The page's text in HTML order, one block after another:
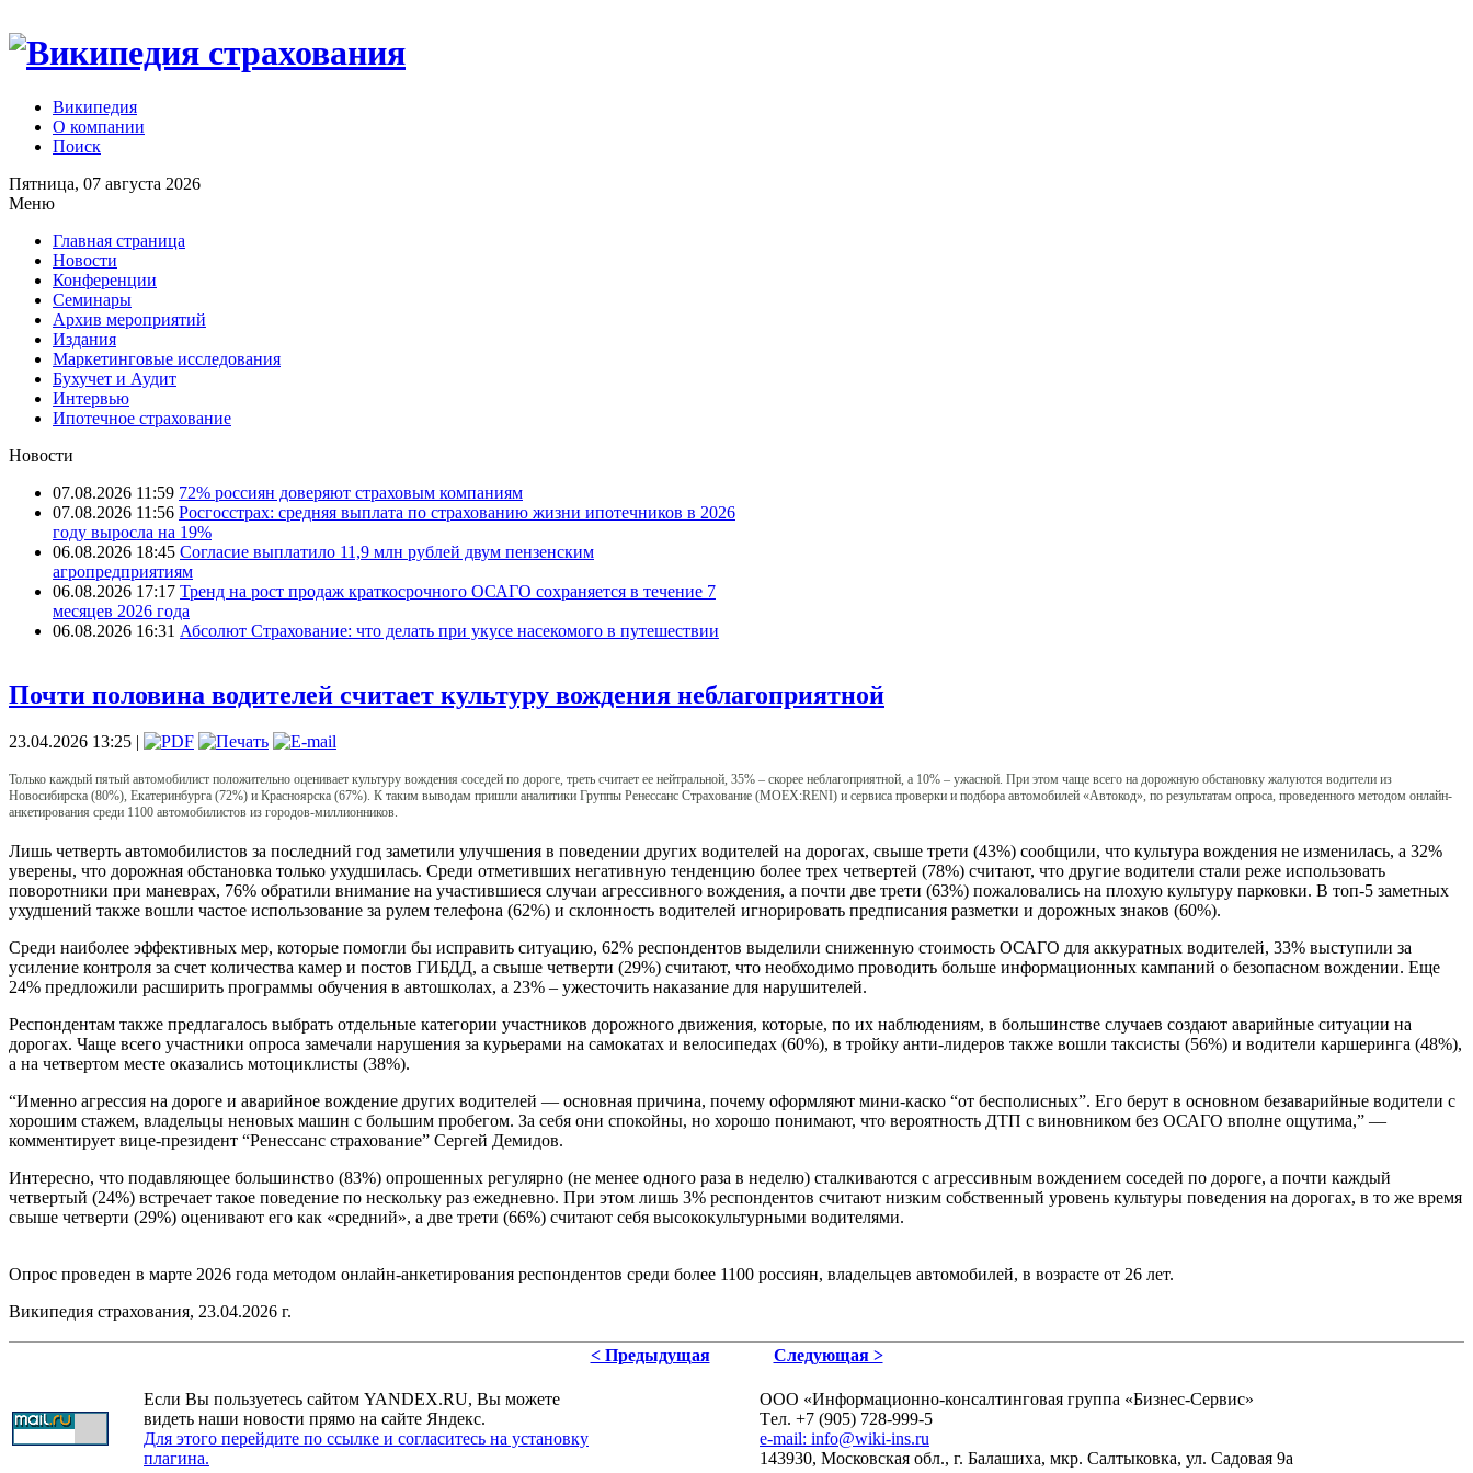
Википедия
О компании
Поиск
Пятница, 07 августа 2026
Меню
Главная страница
Новости
Конференции
Семинары
Архив мероприятий
Издания
Маркетинговые исследования
Бухучет и Аудит
Интервью
Ипотечное страхование
Новости
07.08.2026 11:59 72% россиян доверяют страховым компаниям
07.08.2026 11:56 Росгосстрах: средняя выплата по страхованию жизни ипотечников в 2026
году выросла на 19%
06.08.2026 18:45 Согласие выплатило 11,9 млн рублей двум пензенским
агропредприятиям
06.08.2026 17:17 Тренд на рост продаж краткосрочного ОСАГО сохраняется в течение 7
месяцев 2026 года
06.08.2026 16:31 Абсолют Страхование: что делать при укусе насекомого в путешествии
Почти половина водителей считает культуру вождения неблагоприятной
23.04.2026 13:25 |
Только каждый пятый автомобилист положительно оценивает культуру вождения соседей по дороге, треть считает ее нейтральной, 35% – скорее неблагоприятной, а 10% – ужасной. При этом чаще всего на дорожную обстановку жалуются водители из
Новосибирска (80%), Екатеринбурга (72%) и Красноярска (67%). К таким выводам пришли аналитики Группы Ренессанс Страхование (MOEX:RENI) и сервиса проверки и подбора автомобилей «Автокод», по результатам опроса, проведенного методом онлайн-
анкетирования среди 1100 автомобилистов из городов-миллионников.
Лишь четверть автомобилистов за последний год заметили улучшения в поведении других водителей на дорогах, свыше трети (43%) сообщили, что культура вождения не изменилась, а 32%
уверены, что дорожная обстановка только ухудшилась. Среди отметивших негативную тенденцию более трех четвертей (78%) считают, что другие водители стали реже использовать
поворотники при маневрах, 76% обратили внимание на участившиеся случаи агрессивного вождения, а почти две трети (63%) пожаловались на плохую культуру парковки. В топ-5 заметных
ухудшений также вошли частое использование за рулем телефона (62%) и склонность водителей игнорировать предписания разметки и дорожных знаков (60%).
Среди наиболее эффективных мер, которые помогли бы исправить ситуацию, 62% респондентов выделили сниженную стоимость ОСАГО для аккуратных водителей, 33% выступили за
усиление контроля за счет количества камер и постов ГИБДД, а свыше четверти (29%) считают, что необходимо проводить больше информационных кампаний о безопасном вождении. Еще
24% предложили расширить программы обучения в автошколах, а 23% – ужесточить наказание для нарушителей.
Респондентам также предлагалось выбрать отдельные категории участников дорожного движения, которые, по их наблюдениям, в большинстве случаев создают аварийные ситуации на
дорогах. Чаще всего участники опроса замечали нарушения за курьерами на самокатах и велосипедах (60%), в тройку анти-лидеров также вошли таксисты (56%) и водители каршеринга (48%),
а на четвертом месте оказались мотоциклисты (38%).
“Именно агрессия на дороге и аварийное вождение других водителей — основная причина, почему оформляют мини-каско “от бесполисных”. Его берут в основном безаварийные водители с
хорошим стажем, владельцы неновых машин с большим пробегом. За себя они спокойны, но хорошо понимают, что вероятность ДТП с виновником без ОСАГО вполне ощутима,” —
комментирует вице-президент “Ренессанс страхование” Сергей Демидов.
Интересно, что подавляющее большинство (83%) опрошенных регулярно (не менее одного раза в неделю) сталкиваются с агрессивным вождением соседей по дороге, а почти каждый
четвертый (24%) встречает такое поведение по нескольку раз ежедневно. При этом лишь 3% респондентов считают низким собственный уровень культуры поведения на дорогах, в то же время
свыше четверти (29%) оценивают его как «средний», а две трети (66%) считают себя высококультурными водителями.
Опрос проведен в марте 2026 года методом онлайн-анкетирования респондентов среди более 1100 россиян, владельцев автомобилей, в возрасте от 26 лет.
Википедия страхования, 23.04.2026 г.
< Предыдущая Следующая >
Если Вы пользуетесь сайтом YANDEX.RU, Вы можете
видеть наши новости прямо на сайте Яндекс.
Для этого перейдите по ссылке и согласитесь на установку
плагина.
ОOO «Информационно-консалтинговая группа «Бизнес-Сервис»
Tел. +7 (905) 728-999-5
e-mail: info@wiki-ins.ru
143930, Московская обл., г. Балашиха, мкр. Салтыковка, ул. Садовая 9а